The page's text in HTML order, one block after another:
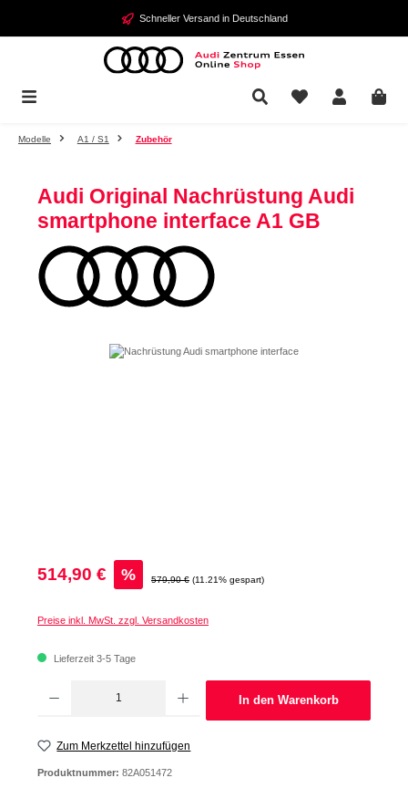
Zum Hauptinhalt springen Schneller Versand in Deutschland
Modelle A1 / S1 Zubehör
Audi Original Nachrüstung Audi
smartphone interface A1 GB
Bildergalerie überspringen
Verkaufspreis:
514,90 € % Regulärer Preis:
579,90 € (11.21% gespart)
Preise inkl. MwSt. zzgl. Versandkosten
Lieferzeit 3-5 Tage
In den Warenkorb
Zum Merkzettel hinzufügen
Produktnummer: 82A051472